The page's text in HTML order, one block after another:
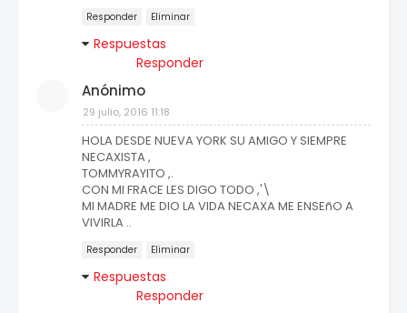
Responder Eliminar
Respuestas
Responder
Anónimo
29 julio, 2016 11:18
HOLA DESDE NUEVA YORK SU AMIGO Y SIEMPRE
NECAXISTA ,
TOMMYRAYITO ,.
CON MI FRACE LES DIGO TODO ,'\
MI MADRE ME DIO LA VIDA NECAXA ME ENSEñO A
VIVIRLA ..
Responder Eliminar
Respuestas
Responder